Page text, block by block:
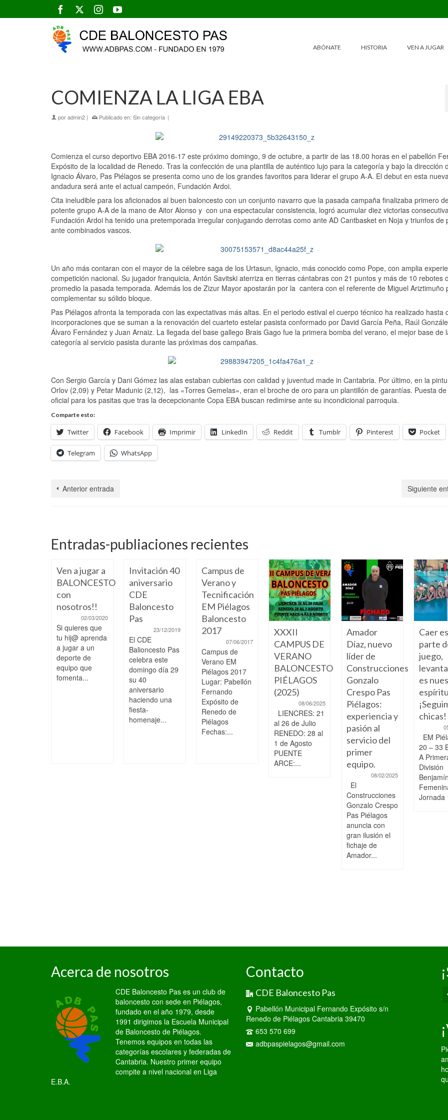
ABÓNATE HISTORIA VEN A JUGAR
COMIENZA LA LIGA EBA
poradmin2 | Publicado en: Sin categoría |
Comienza el curso deportivo EBA 2016-17 este próximo domingo, 9 de octubre, a partir de las 18.00 horas en el pabellón
Expósito de la localidad de Renedo. Tras la confección de una plantilla de auténtico lujo para la categoría y bajo la dirección
Ignacio Álvaro, Pas Piélagos se presenta como uno de los grandes favoritos para liderar el grupo A-A. El debut en esta nueva
andadura será ante el actual campeón, Fundación Ardoi.
Cita ineludible para los aficionados al buen baloncesto con un conjunto navarro que la pasada campaña finalizaba primero
potente grupo A-A de la mano de Aitor Alonso y con una espectacular consistencia, logró acumular diez victorias
Fundación Ardoi ha tenido una pretemporada irregular conjugando derrotas como ante AD Cantbasket en Noja y triunfos de
ante combinados vascos.
Un año más contaran con el mayor de la célebre saga de los Urtasun, Ignacio, más conocido como Pope, con amplia
competición nacional. Su jugador franquicia, Antón Savitski aterriza en tierras cántabras con 21 puntos y más de 10 rebotes
promedio la pasada temporada. Además los de Zizur Mayor apostarán por la cantera con el referente de Miguel Ariztimuño
complementar su sólido bloque.
Pas Piélagos afronta la temporada con las expectativas más altas. En el periodo estival el cuerpo técnico ha realizado hasta
incorporaciones que se suman a la renovación del cuarteto estelar pasista conformado por David García Peña, Raúl
Álvaro Fernández y Juan Arnaiz. La llegada del base gallego Brais Gago fue la primera bomba del verano, el mejor base de
categoría al servicio pasista durante las próximas dos campañas.
Con Sergio García y Dani Gómez las alas estaban cubiertas con calidad y juventud made in Cantabria. Por último, en la
Orlov (2,09) y Petar Madunic (2,12), las «Torres Gemelas», eran el broche de oro para un plantillón de garantías. Puesta de
oficial para los pasitas que tras la decepcionante Copa EBA buscan redimirse ante su incondicional parroquia.
Comparte esto:
Twitter Facebook Imprimir LinkedIn Reddit Tumblr Pinterest Pocket
Telegram WhatsApp
Anterior entrada Siguiente
Entradas-publiaciones recientes
Ven a jugar a
BALONCESTO
con
nosotros!!
02/03/2020
Si quieres que
tu hij@ aprenda
a jugar a un
deporte de
equipo que
fomenta...
Invitación 40
aniversario
CDE
Baloncesto
Pas
23/12/2019
El CDE
Balioncesto Pas
celebra este
domingo día 29
su 40
aniversario
haciendo una
fiesta-
homenaje...
Campus de
Verano y
Tecnificación
EM Piélagos
Baloncesto
2017
07/06/2017
Campus de
Verano EM
Piélagos 2017
Lugar: Pabellón
Fernando
Expósito de
Renedo de
Piélagos
Fechas:...
XXXII
CAMPUS DE
VERANO
BALONCESTO
PIÉLAGOS
(2025)
08/06/2025
LIENCRES: 21
al 26 de Julio
RENEDO: 28 al
1 de Agosto
PUENTE
ARCE:...
Amador
Díaz, nuevo
líder de
Construcciones
Gonzalo
Crespo Pas
Piélagos:
experiencia y
pasión al
servicio del
primer
equipo.
08/02/2025
El
Construcciones
Gonzalo Crespo
Pas Piélagos
anuncia con
gran ilusión el
fichaje de
Amador...
Caer es
parte
juego,
es
chicas!
EM
20 – 33
A
División
Benjamín
Jornada
Acerca de nosotros
CDE Baloncesto Pas es un club de
baloncesto con sede en Piélagos,
fundado en el año 1979, desde
1991 dirigimos la Escuela Municipal
de Baloncesto de Piélagos.
Tenemos equipos en todas las
categorías escolares y federadas de
Cantabria. Nuestro primer equipo
compite a nivel nacional en Liga
E.B.A.
Contacto
CDE Baloncesto Pas
Pabellón Municipal Fernando Expósito s/n
Renedo de Piélagos Cantabria 39470
653 570 699
adbpaspielagos@gmail.com